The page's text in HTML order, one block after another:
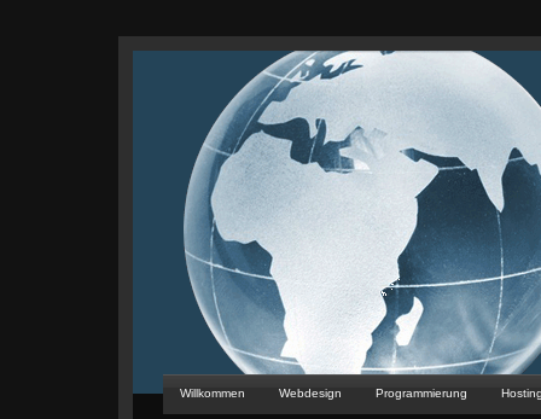
Willkommen Webdesign Programmierung